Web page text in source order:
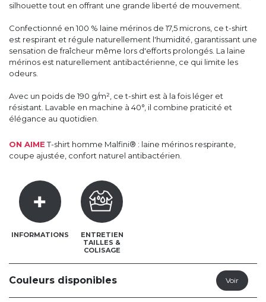
silhouette tout en offrant une grande liberté de mouvement.
Confectionné en 100 % laine mérinos de 17,5 microns, ce t-shirt
est respirant et régule naturellement l'humidité, garantissant une
sensation de fraîcheur même lors d'efforts prolongés. La laine
mérinos est naturellement antibactérienne, ce qui limite les
odeurs.
Avec un poids de 190 g/m², ce t-shirt est à la fois léger et
résistant. Lavable en machine à 40°, il combine praticité et
élégance au quotidien.
ON AIMET-shirt homme Malfini® : laine mérinos respirante,
coupe ajustée, confort naturel antibactérien.
INFORMATIONS
ENTRETIEN
TAILLES &
COLISAGE
Couleurs disponibles